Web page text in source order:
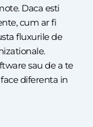
Daca esti
cum ar fi
fluxurile de
sau de a te
diferenta in